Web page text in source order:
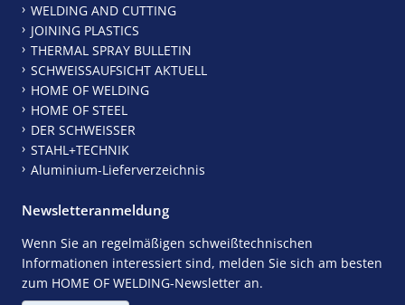
WELDING AND CUTTING
JOINING PLASTICS
THERMAL SPRAY BULLETIN
SCHWEISSAUFSICHT AKTUELL
HOME OF WELDING
HOME OF STEEL
DER SCHWEISSER
STAHL+TECHNIK
Aluminium-Lieferverzeichnis
Newsletteranmeldung
Wenn Sie an regelmäßigen schweißtechnischen
Informationen interessiert sind, melden Sie sich am besten
zum HOME OF WELDING-Newsletter an.